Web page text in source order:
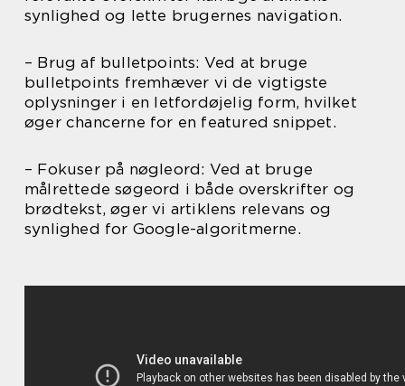
synlighed og lette brugernes navigation.
– Brug af bulletpoints: Ved at bruge
bulletpoints fremhæver vi de vigtigste
oplysninger i en letfordøjelig form, hvilket
øger chancerne for en featured snippet.
– Fokuser på nøgleord: Ved at bruge
målrettede søgeord i både overskrifter og
brødtekst, øger vi artiklens relevans og
synlighed for Google-algoritmerne.